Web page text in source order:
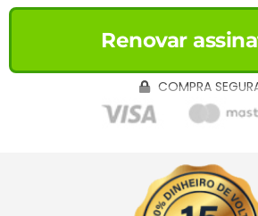
Renovar
COMPRA